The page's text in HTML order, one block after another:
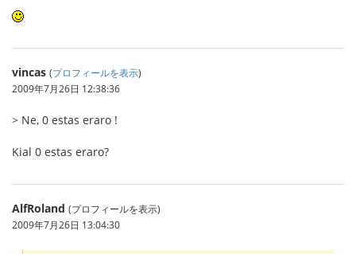
vincas (プロフィールを表示)
2009年7月26日 12:38:36
> Ne, 0 estas eraro !
Kial 0 estas eraro?
AlfRoland (プロフィールを表示)
2009年7月26日 13:04:30